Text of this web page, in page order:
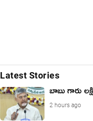
Latest Stories
బాబు గారు
2 hours ago